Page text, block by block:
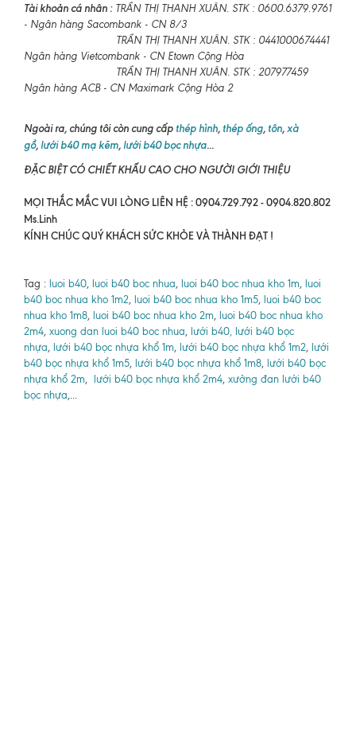
Tài khoản cá nhân :TRẦN THỊ THANH XUÂN. STK : 0600.6379.9761
- Ngân hàng Sacombank - CN 8/3
TRẦN THỊ THANH XUÂN. STK : 0441000674441
Ngân hàng Vietcombank - CN Etown Cộng Hòa
TRẦN THỊ THANH XUÂN. STK : 207977459
Ngân hàng ACB - CN Maximark Cộng Hòa 2
Ngoài ra, chúng tôi còn cung cấp thép hình, thép ống, tôn, xà
gồ, lưới b40 mạ kẽm, lưới b40 bọc nhựa...
ĐẶC BIỆT CÓ CHIẾT KHẤU CAO CHO NGƯỜI GIỚI THIỆU
MỌI THẮC MẮC VUI LÒNG LIÊN HỆ : 0904.729.792 - 0904.820.802
Ms.Linh
KÍNH CHÚC QUÝ KHÁCH SỨC KHỎE VÀ THÀNH ĐẠT !
Tag : luoi b40, luoi b40 boc nhua, luoi b40 boc nhua kho 1m, luoi
b40 boc nhua kho 1m2, luoi b40 boc nhua kho 1m5, luoi b40 boc
nhua kho 1m8, luoi b40 boc nhua kho 2m, luoi b40 boc nhua kho
2m4, xuong dan luoi b40 boc nhua, lưới b40, lưới b40 bọc
nhựa, lưới b40 bọc nhựa khổ 1m, lưới b40 bọc nhựa khổ 1m2, lưới
b40 bọc nhựa khổ 1m5, lưới b40 bọc nhựa khổ 1m8, lưới b40 bọc
nhựa khổ 2m, lưới b40 bọc nhựa khổ 2m4, xưởng đan lưới b40
bọc nhựa,...